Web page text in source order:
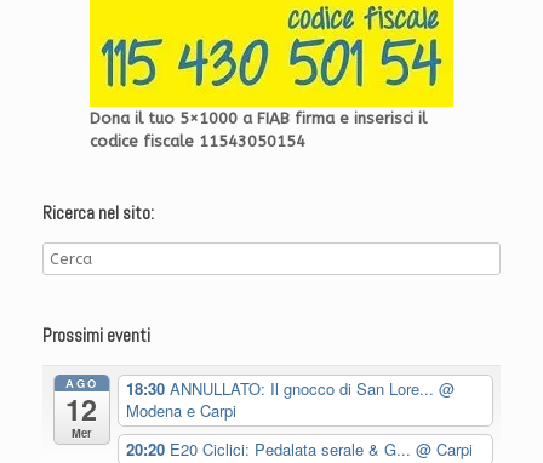
Dona il tuo 5×1000 a FIAB firma e inserisci il
codice fiscale 11543050154
Ricerca nel sito:
Prossimi eventi
AGO
12
Mer
18:30 ANNULLATO: Il gnocco di San Lore... @
Modena e Carpi
20:20 E20 Ciclici: Pedalata serale & G... @ Carpi